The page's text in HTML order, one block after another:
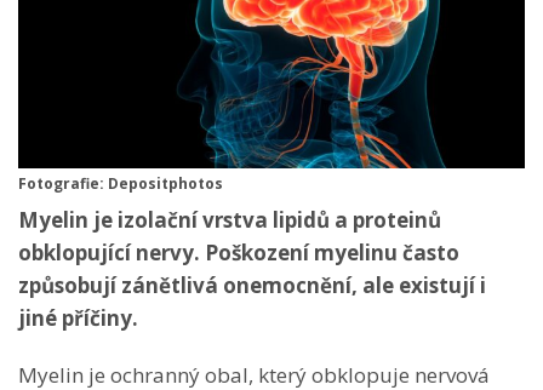
Fotografie: Depositphotos
Myelin je izolační vrstva lipidů a proteinů
obklopující nervy. Poškození myelinu často
způsobují zánětlivá onemocnění, ale existují i
jiné příčiny.
Myelin je ochranný obal, který obklopuje nervová